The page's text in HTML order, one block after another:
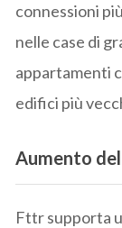
connessioni
nelle case di
appartamenti
edifici più
Aumento
Fttr supporta